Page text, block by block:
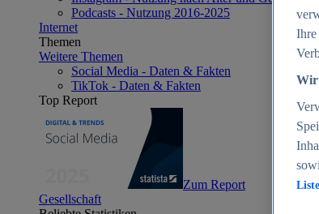
Podcasts - Nutzung 2016-2025
Internet
Themen
Weitere Themen
Social Media - Daten & Fakten
TikTok - Daten & Fakten
Top Report
Zum Report
Gesellschaft
Ihre
Wir